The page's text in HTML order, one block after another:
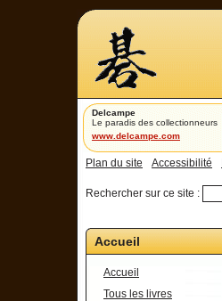
Delcampe
Le paradis des collectionneurs
www.delcampe.com
Plan du site Accessibilité
Rechercher sur ce site :
Accueil
Accueil
Tous les livres